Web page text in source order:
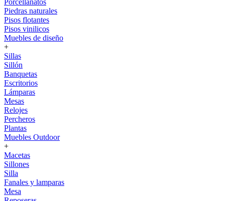
Porcellanatos
Piedras naturales
Pisos flotantes
Pisos vinilicos
Muebles de diseño
+
Sillas
Sillón
Banquetas
Escritorios
Lámparas
Mesas
Relojes
Percheros
Plantas
Muebles Outdoor
+
Macetas
Sillones
Silla
Fanales y lamparas
Mesa